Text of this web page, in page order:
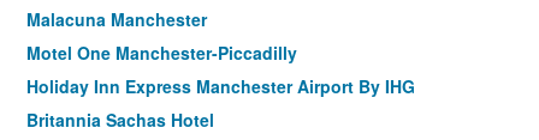
Malacuna Manchester
Motel One Manchester-Piccadilly
Holiday Inn Express Manchester Airport By IHG
Britannia Sachas Hotel